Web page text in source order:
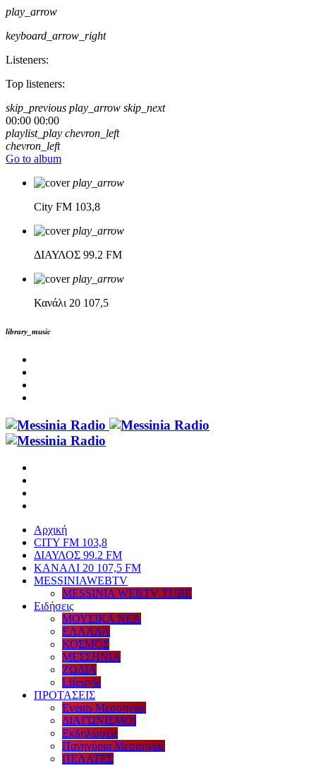
play_arrow
keyboard_arrow_right
Listeners:
Top listeners:
skip_previous play_arrow skip_next
00:00 00:00
playlist_play chevron_left
chevron_left
Go to album
play_arrow
City FM 103,8
play_arrow
ΔΙΑΥΛΟΣ 99.2 FM
play_arrow
Κανάλι 20 107,5
library_music
Αρχική
CITY FM 103,8
ΔΙΑΥΛΟΣ 99.2 FM
ΚΑΝΑΛΙ 20 107,5 FM
MESSINIAWEBTV
MESSINIA WEBTV TUBE
Eιδήσεις
ΜΟΥΣΙΚΑ ΝΕΑ
ΕΛΛΑΔΑ
ΚΟΣΜΟΣ
ΜΕΣΣΗΝΙΑ
ΖΩΔΙΑ
Lifestyle
ΠΡΟΤΑΣΕΙΣ
Events Μεσσηνίας
ΔΙΑΓΩΝΙΣΜΟΙ
Εκδηλώσεις
Πανηγύρια Μεσσηνίας
ΠΕΛΑΤΕΣ